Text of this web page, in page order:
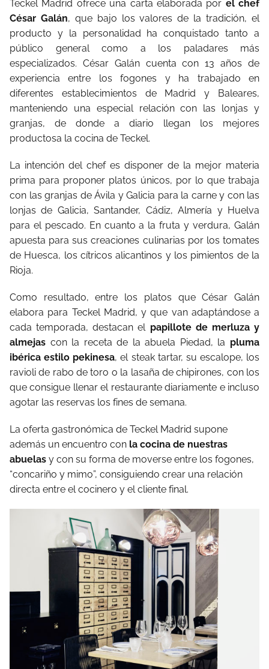
Teckel Madrid ofrece una carta elaborada por el chef
César Galán, que bajo los valores de la tradición, el
producto y la personalidad ha conquistado tanto a
público general como a los paladares más
especializados. César Galán cuenta con 13 años de
experiencia entre los fogones y ha trabajado en
diferentes establecimientos de Madrid y Baleares,
manteniendo una especial relación con las lonjas y
granjas, de donde a diario llegan los mejores
productosa la cocina de Teckel.
La intención del chef es disponer de la mejor materia
prima para proponer platos únicos, por lo que trabaja
con las granjas de Ávila y Galicia para la carne y con las
lonjas de Galicia, Santander, Cádiz, Almería y Huelva
para el pescado. En cuanto a la fruta y verdura, Galán
apuesta para sus creaciones culinarias por los tomates
de Huesca, los cítricos alicantinos y los pimientos de la
Rioja.
Como resultado, entre los platos que César Galán
elabora para Teckel Madrid, y que van adaptándose a
cada temporada, destacan el papillote de merluza y
almejas con la receta de la abuela Piedad, la pluma
ibérica estilo pekinesa, el steak tartar, su escalope, los
ravioli de rabo de toro o la lasaña de chipirones, con los
que consigue llenar el restaurante diariamente e incluso
agotar las reservas los fines de semana.
La oferta gastronómica de Teckel Madrid supone
además un encuentro con la cocina de nuestras
abuelas y con su forma de moverse entre los fogones,
“concariño y mimo”, consiguiendo crear una relación
directa entre el cocinero y el cliente final.